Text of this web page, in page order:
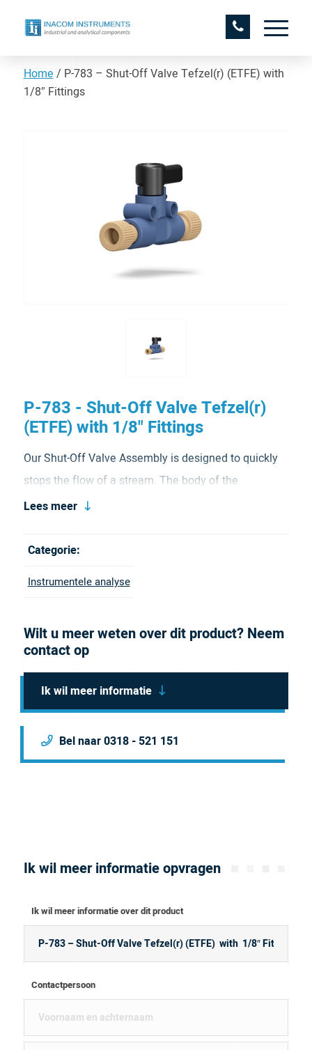
Home / P-783 – Shut-Off Valve Tefzel(r) (ETFE) with
1/8″ Fittings
P-783 - Shut-Off Valve Tefzel(r)
(ETFE) with 1/8" Fittings
Our Shut-Off Valve Assembly is designed to quickly
stops the flow of a stream. The body of the
assembly is made from solvent resistant Tefzel
resistant to chemical attack. Our Shut-Off Valve
Fittings. It comes in blue.
Lees meer
Categorie:
Instrumentele analyse
Wilt u meer weten over dit product? Neem
contact op
Ik wil meer informatie
Bel naar 0318 - 521 151
Ik wil meer informatie opvragen
Ik wil meer informatie over dit product
Contactpersoon